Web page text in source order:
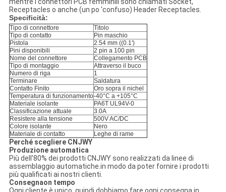
mentre i connettori PCB femminili sono chiamati Socket,
Receptacles o anche (un po 'confuso) Header Receptacles.
Specificità:
Tipo di connettore
Titolo
Tipo di contatto
Pin maschio
Pistola
2.54 mm ((0.1')
Pini disponibili
2 pin a 100 pin
Nome del connettore
Collegamento PCB
Tipo di montaggio
Attraverso il buco
Numero di riga
1
Terminare
Saldatura
Contatto Finito
Oro sopra il nichel
Temperatura di funzionamento-40°C a +105°C
Materiale isolante
PA6T UL94V-0
Classificazione attuale
3.0A
Resistere alla tensione
500V AC/DC
Colore isolante
Nero
Materiale di contatto
Leghe di rame
Perché scegliere CNJWY
Produzione automatica
Più dell'80% dei prodotti CNJWY sono realizzati da linee di
assemblaggio automatiche.in modo da poter fornire i prodotti
più qualificati ai nostri clienti.
Consegnaon tempo